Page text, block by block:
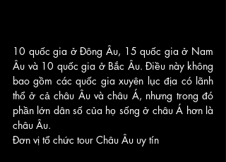
10 quốc gia ở Đông Âu, 15 quốc gia ở Nam
Âu và 10 quốc gia ở Bắc Âu. Điều này không
bao gồm các quốc gia xuyên lục địa có lãnh
thổ ở cả châu Âu và châu Á, nhưng trong đó
phần lớn dân số của họ sống ở châu Á hơn là
châu Âu.
Đơn vị tổ chức tour Châu Âu uy tín